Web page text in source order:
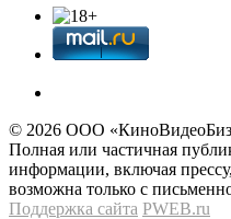
© 2026 OOО
Полная или частичная
информации, включая
возможна только с
Поддержка сайта PWEB.ru